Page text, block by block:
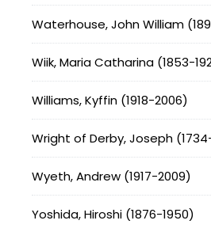
Waterhouse, John William
Wiik, Maria Catharina (1853-
Williams, Kyffin (1918-2006)
Wright of Derby, Joseph
Wyeth, Andrew (1917-2009)
Yoshida, Hiroshi (1876-1950)